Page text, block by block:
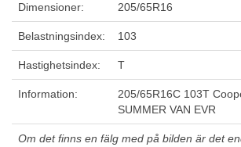
Dimensioner: 205/65R16
Belastningsindex: 103
Hastighetsindex: T
Information:
205/65R16C 103T
SUMMER VAN EVR
Om det finns en fälg med på bilden är det